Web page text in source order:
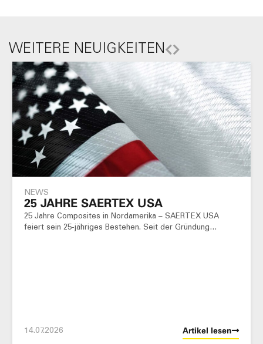
WEITERE NEUIGKEITEN
NEWS
25 JAHRE SAERTEX USA
25 Jahre Composites in Nordamerika – SAERTEX USA
feiert sein 25-jähriges Bestehen. Seit der Gründung…
14.07.2026 Artikel lesen